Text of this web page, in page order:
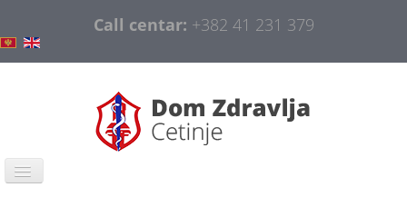
Call centar: +382 41 231 379